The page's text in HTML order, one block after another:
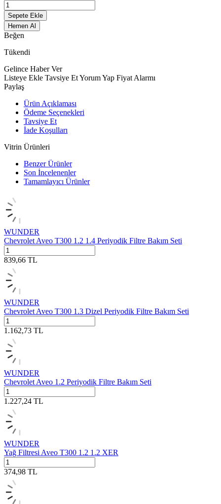
Sepete Ekle
Hemen Al
Beğen
Tükendi
Gelince Haber Ver
Listeye Ekle Tavsiye EtYorum Yap Fiyat Alarmı
Paylaş
Ürün Açıklaması
Ödeme Seçenekleri
Tavsiye Et
İade Koşulları
Vitrin Ürünleri
Benzer Ürünler
Son İncelenenler
Tamamlayıcı Ürünler
WUNDER
Chevrolet Aveo T300 1.2 1.4 Periyodik Filtre Bakım Seti
839,66 TL
WUNDER
Chevrolet Aveo T300 1.3 Dizel Periyodik Filtre Bakım Seti
1.162,73 TL
WUNDER
Chevrolet Aveo 1.2 Periyodik Filtre Bakım Seti
1.227,24 TL
WUNDER
Yağ Filtresi Aveo T300 1.2 1.2 XER
374,98 TL